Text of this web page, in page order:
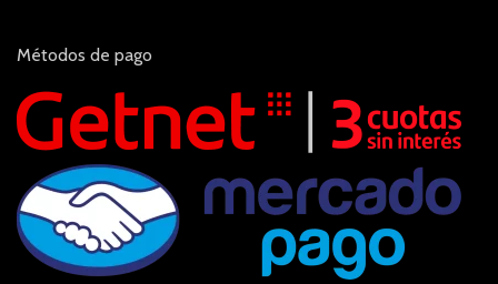
Métodos de pago